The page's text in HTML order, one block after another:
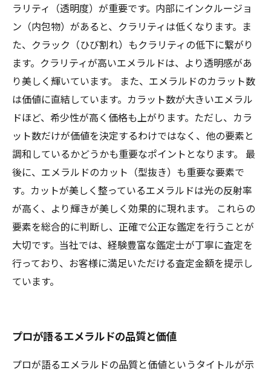
ラリティ（透明度）が重要です。内部にインクルージョ
ン（内包物）があると、クラリティは低くなります。ま
た、クラック（ひび割れ）もクラリティの低下に繋がり
ます。クラリティが高いエメラルドは、より透明感があ
り美しく輝いています。 また、エメラルドのカラット数
は価値に直結しています。カラット数が大きいエメラル
ドほど、希少性が高く価格も上がります。ただし、カラ
ット数だけが価値を決定するわけではなく、他の要素と
調和しているかどうかも重要なポイントとなります。 最
後に、エメラルドのカット（型抜き）も重要な要素で
す。カットが美しく整っているエメラルドは光の反射率
が高く、より輝きが美しく効果的に現れます。 これらの
要素を総合的に判断し、正確で公正な鑑定を行うことが
大切です。当社では、経験豊富な鑑定士が丁寧に査定を
行っており、お客様に満足いただける査定金額を提示し
ています。
プロが語るエメラルドの品質と価値
プロが語るエメラルドの品質と価値というタイトルが示